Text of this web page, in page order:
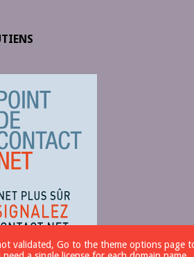
validated, Go to the theme options page